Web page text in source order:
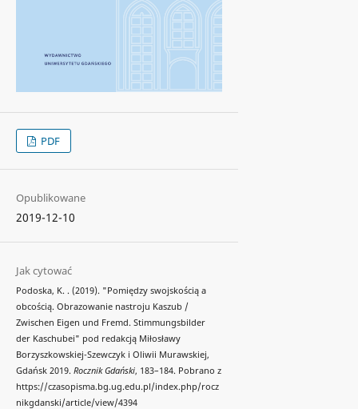
PDF
Opublikowane
2019-12-10
Jak cytować
Podoska, K. . (2019). "Pomiędzy swojskością a
obcością. Obrazowanie nastroju Kaszub /
Zwischen Eigen und Fremd. Stimmungsbilder
der Kaschubei" pod redakcją Miłosławy
Borzyszkowskiej-Szewczyk i Oliwii Murawskiej,
Gdańsk 2019. Rocznik Gdański, 183–184. Pobrano z
https://czasopisma.bg.ug.edu.pl/index.php/rocz
nikgdanski/article/view/4394